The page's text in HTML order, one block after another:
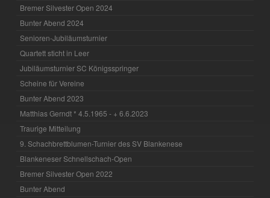
Bremer Silvester Open 2024
Bunter Abend 2024
Senioren-Jubiläumsturnier
Quartett sticht in Leer
Jubiläumsturnier SC Königsspringer
Scheine für Vereine
Bunter Abend 2023
Matthias Gerndt * 4.5.1965 - + 6.6.2023
Traurige Mitteilung
9. Schachbrettblumen-Turnier des SV Blankenese
Blankeneser Schnellschach-Open
Bremer Silvester Open 2022
Bunter Abend